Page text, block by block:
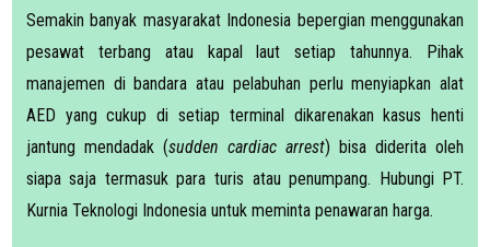
Semakin banyak masyarakat Indonesia bepergian menggunakan
pesawat terbang atau kapal laut setiap tahunnya. Pihak
manajemen di bandara atau pelabuhan perlu menyiapkan alat
AED yang cukup di setiap terminal dikarenakan kasus henti
jantung mendadak (sudden cardiac arrest) bisa diderita oleh
siapa saja termasuk para turis atau penumpang. Hubungi PT.
Kurnia Teknologi Indonesia untuk meminta penawaran harga.